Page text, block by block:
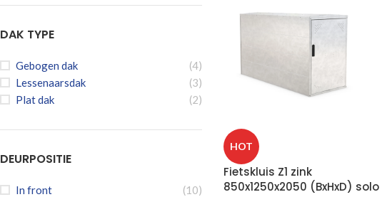
DAK TYPE
Gebogen dak
(4)
Lessenaarsdak
(3)
Plat dak
(2)
DEURPOSITIE
In front (10)
HOT
Fietskluis Z1 zink
850x1250x2050 (BxHxD) solo